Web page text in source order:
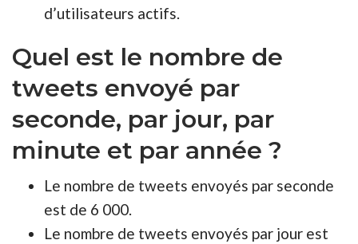
d’utilisateurs actifs.
Quel est le nombre de
tweets envoyé par
seconde, par jour, par
minute et par année ?
Le nombre de tweets envoyés par seconde
est de 6 000.
Le nombre de tweets envoyés par jour est